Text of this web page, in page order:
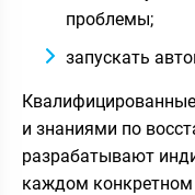
проблемы;
запускать
и знаниями по
разрабатывают
каждом